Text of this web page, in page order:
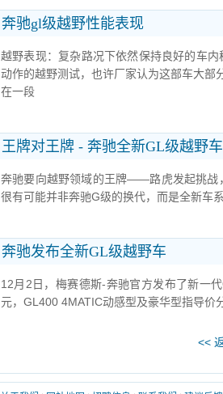
奔驰gl级越野性能表现
越野表现：复杂路况下依然保持良好的车
动作的越野测试，也许厂家认为这部车大部
在一段
王牌对王牌 - 奔驰全新GL级越野车
奔驰要向越野领域的王牌——路虎发起挑战
很有可能并非奔驰G级的换代，而是全新车
奔驰发布全新GL级越野车
12月2日，梅赛德斯-奔驰官方发布了新一
元，GL400 4MATIC动感型及豪华型指导价
<<